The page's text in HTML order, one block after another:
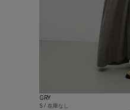
GRY
S / 在庫なし